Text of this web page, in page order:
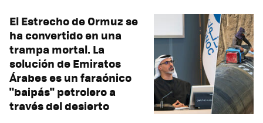
El Estrecho de Ormuz se
ha convertido en una
trampa mortal. La
solución de Emiratos
Árabes es un faraónico
"baipás" petrolero a
través del desierto